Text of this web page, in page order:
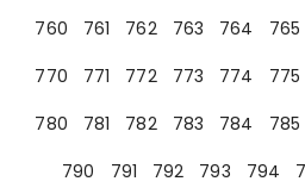
760
761 762 763 764 765
770
771 772 773 774 775
780
781 782 783 784 785
790
791 792 793 794